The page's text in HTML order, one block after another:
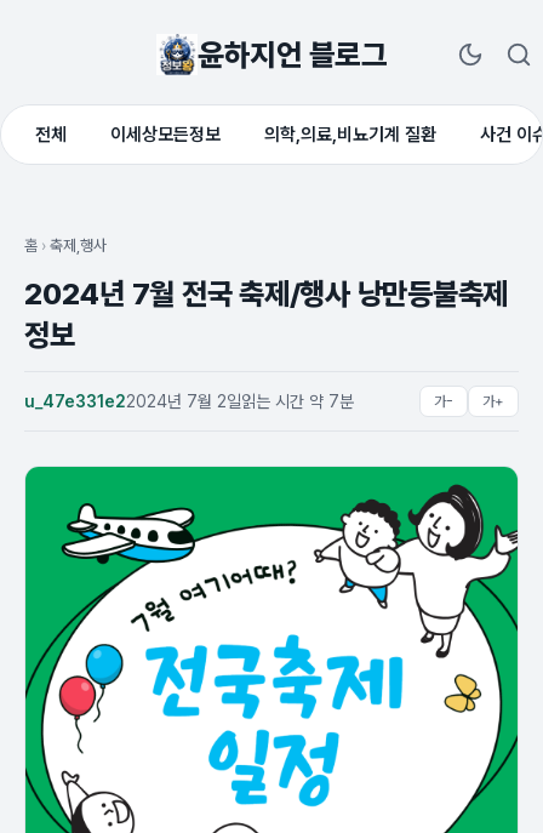
윤하지언 블로그
전체 이세상모든정보 의학,의료,비뇨기계 질환 사건 이
홈 › 축제,행사
2024년 7월 전국 축제/행사 낭만등불축제
정보
u_47e331e22024년 7월 2일읽는 시간 약 7분 가- 가+